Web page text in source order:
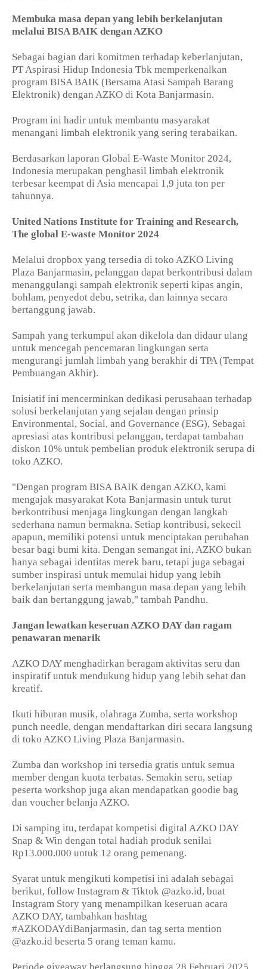
Membuka masa depan yang lebih berkelanjutan
melalui BISA BAIK dengan AZKO
Sebagai bagian dari komitmen terhadap keberlanjutan,
PT Aspirasi Hidup Indonesia Tbk memperkenalkan
program BISA BAIK (Bersama Atasi Sampah Barang
Elektronik) dengan AZKO di Kota Banjarmasin.
Program ini hadir untuk membantu masyarakat
menangani limbah elektronik yang sering terabaikan.
Berdasarkan laporan Global E-Waste Monitor 2024,
Indonesia merupakan penghasil limbah elektronik
terbesar keempat di Asia mencapai 1,9 juta ton per
tahunnya.
United Nations Institute for Training and Research,
The global E-waste Monitor 2024
Melalui dropbox yang tersedia di toko AZKO Living
Plaza Banjarmasin, pelanggan dapat berkontribusi dalam
menanggulangi sampah elektronik seperti kipas angin,
bohlam, penyedot debu, setrika, dan lainnya secara
bertanggung jawab.
Sampah yang terkumpul akan dikelola dan didaur ulang
untuk mencegah pencemaran lingkungan serta
mengurangi jumlah limbah yang berakhir di TPA (Tempat
Pembuangan Akhir).
Inisiatif ini mencerminkan dedikasi perusahaan terhadap
solusi berkelanjutan yang sejalan dengan prinsip
Environmental, Social, and Governance (ESG), Sebagai
apresiasi atas kontribusi pelanggan, terdapat tambahan
diskon 10% untuk pembelian produk elektronik serupa di
toko AZKO.
"Dengan program BISA BAIK dengan AZKO, kami
mengajak masyarakat Kota Banjarmasin untuk turut
berkontribusi menjaga lingkungan dengan langkah
sederhana namun bermakna. Setiap kontribusi, sekecil
apapun, memiliki potensi untuk menciptakan perubahan
besar bagi bumi kita. Dengan semangat ini, AZKO bukan
hanya sebagai identitas merek baru, tetapi juga sebagai
sumber inspirasi untuk memulai hidup yang lebih
berkelanjutan serta membangun masa depan yang lebih
baik dan bertanggung jawab," tambah Pandhu.
Jangan lewatkan keseruan AZKO DAY dan ragam
penawaran menarik
AZKO DAY menghadirkan beragam aktivitas seru dan
inspiratif untuk mendukung hidup yang lebih sehat dan
kreatif.
Ikuti hiburan musik, olahraga Zumba, serta workshop
punch needle, dengan mendaftarkan diri secara langsung
di toko AZKO Living Plaza Banjarmasin.
Zumba dan workshop ini tersedia gratis untuk semua
member dengan kuota terbatas. Semakin seru, setiap
peserta workshop juga akan mendapatkan goodie bag
dan voucher belanja AZKO.
Di samping itu, terdapat kompetisi digital AZKO DAY
Snap & Win dengan total hadiah produk senilai
Rp13.000.000 untuk 12 orang pemenang.
Syarat untuk mengikuti kompetisi ini adalah sebagai
berikut, follow Instagram & Tiktok @azko.id, buat
Instagram Story yang menampilkan keseruan acara
AZKO DAY, tambahkan hashtag
#AZKODAYdiBanjarmasin, dan tag serta mention
@azko.id beserta 5 orang teman kamu.